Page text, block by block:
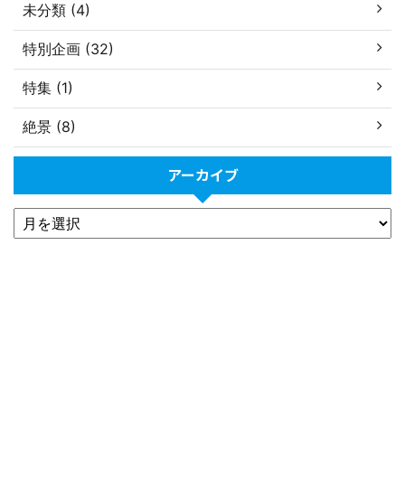
未分類 (4)
特別企画 (32)
特集 (1)
絶景 (8)
アーカイブ